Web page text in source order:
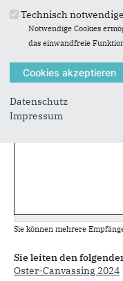
Eigene E-Mail-Adresse
Eigener Name*
Sie können mehrere
Sie leiten den
Oster-Canvassing 2024
Technisch
Notwendige Cookies
das einwandfreie
Datenschutz
Impressum